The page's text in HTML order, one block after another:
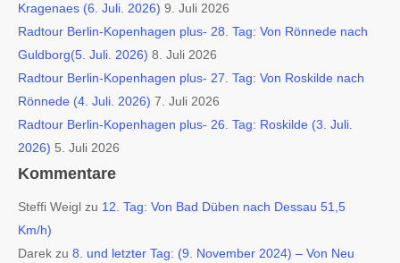
Kragenaes (6. Juli. 2026) 9. Juli 2026
Radtour Berlin-Kopenhagen plus- 28. Tag: Von Rönnede nach
Guldborg(5. Juli. 2026) 8. Juli 2026
Radtour Berlin-Kopenhagen plus- 27. Tag: Von Roskilde nach
Rönnede (4. Juli. 2026) 7. Juli 2026
Radtour Berlin-Kopenhagen plus- 26. Tag: Roskilde (3. Juli.
2026) 5. Juli 2026
Kommentare
Steffi Weigl zu 12. Tag: Von Bad Düben nach Dessau 51,5
Km/h)
Darek zu 8. und letzter Tag: (9. November 2024) – Von Neu